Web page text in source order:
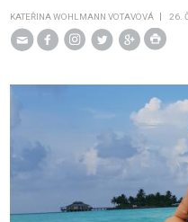
KATEŘINA WOHLMANN VOTAVOVÁ 26.